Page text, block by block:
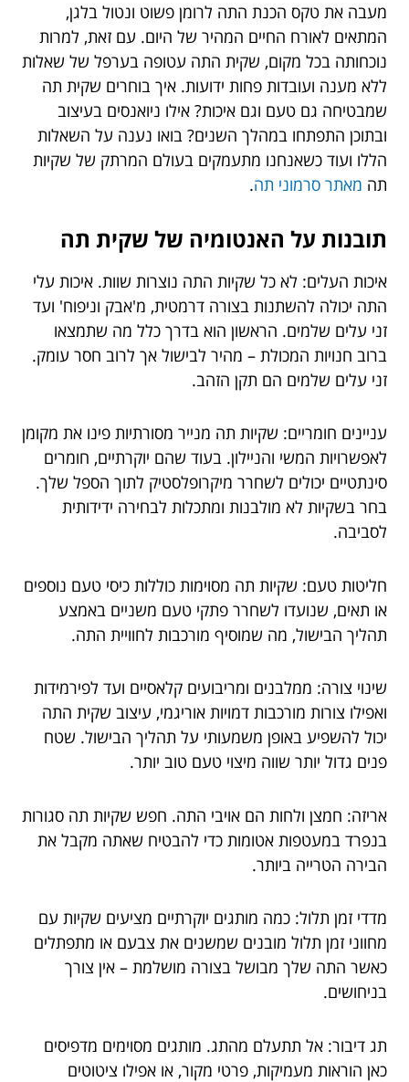
מעבה את טקס הכנת התה לרומן פשוט ונטול בלגן,
המתאים לאורח החיים המהיר של היום. עם זאת, למרות
נוכחותה בכל מקום, שקית התה עטופה בערפל של שאלות
ללא מענה ועובדות פחות ידועות. איך בוחרים שקית תה
שמבטיחה גם טעם וגם איכות? אילו ניואנסים בעיצוב
ובתוכן התפתחו במהלך השנים? בואו נענה על השאלות
הללו ועוד כשאנחנו מתעמקים בעולם המרתק של שקיות
תה מאתר סרמוני תה.
תובנות על האנטומיה של שקית תה
איכות העלים: לא כל שקיות התה נוצרות שוות. איכות עלי
התה יכולה להשתנות בצורה דרמטית, מ'אבק וניפוח' ועד
זני עלים שלמים. הראשון הוא בדרך כלל מה שתמצאו
ברוב חנויות המכולת – מהיר לבישול אך לרוב חסר עומק.
זני עלים שלמים הם תקן הזהב.
עניינים חומריים: שקיות תה מנייר מסורתיות פינו את מקומן
לאפשרויות המשי והניילון. בעוד שהם יוקרתיים, חומרים
סינתטיים יכולים לשחרר מיקרופלסטיק לתוך הספל שלך.
בחר בשקיות לא מולבנות ומתכלות לבחירה ידידותית
לסביבה.
חליטות טעם: שקיות תה מסוימות כוללות כיסי טעם נוספים
או תאים, שנועדו לשחרר פתקי טעם משניים באמצע
תהליך הבישול, מה שמוסיף מורכבות לחוויית התה.
שינוי צורה: ממלבנים ומריבועים קלאסיים ועד לפירמידות
ואפילו צורות מורכבות דמויות אוריגמי, עיצוב שקית התה
יכול להשפיע באופן משמעותי על תהליך הבישול. שטח
פנים גדול יותר שווה מיצוי טעם טוב יותר.
אריזה: חמצן ולחות הם אויבי התה. חפש שקיות תה סגורות
בנפרד במעטפות אטומות כדי להבטיח שאתה מקבל את
הבירה הטרייה ביותר.
מדדי זמן תלול: כמה מותגים יוקרתיים מציעים שקיות עם
מחווני זמן תלול מובנים שמשנים את צבעם או מתפתלים
כאשר התה שלך מבושל בצורה מושלמת – אין צורך
בניחושים.
תג דיבור: אל תתעלם מהתג. מותגים מסוימים מדפיסים
כאן הוראות מעמיקות, פרטי מקור, או אפילו ציטוטים